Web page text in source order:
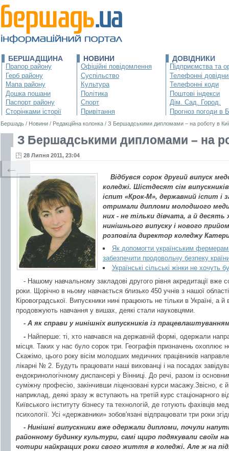
БЕРШАДЩИНА
Прапор району
Герб району
Мапа району
Дошка пошани
Паспорт району
Сторінками історії
НОВИНИ
Офіційні повідомлення
Суспільство
Культура
Політика
Спорт
Привітання
ДОВІДНИКИ
Підприємства та
Телефонні
Телефонні коди
Поштові індекси
Дім. Сад. Город.
Прогноз погоди в
Бершадь / Новини / Редакційна колонка / З Бершадськими дипломами – на роботу в
З Бершадськими дипломами – на
28 Липня 2011, 23:04
Відбувся сорок другий випуск
коледжі. Шістдесят сім
іспит «Крок-М», державний іспит і
отримали дипломи молодшого
них - не тільки дівчата, а й десять
нинішнього випуску і нового
розповіла директор коледжу
Як допомогти українським фермерам
забезпечити продовольчу безпеку
Українські сільські жінки не хочуть
- Нашому навчальному закладові другого рівня акредитації вже
роки. Щорічно в ньому навчається близько 450 учнів з нашої
Кіровоградської. Випускники нині працюють не тільки в Україні, а
продовжують навчання у вишах, деякі стали науковцями.
- А як справи у нинішніх випускників із
- Найперше: ті, хто навчався на державній формі, одержали
місця. Таких у нас було сорок три. Географія призначень охоплює
Скажімо, цього року вісім молодших медичних працівників
лікарні № 2. Будуть працювати наші вихованці і на посадах
ендокринологічному диспансері у Вінниці. До речі, разом із
суміжну професію, закінчивши ліцензовані курси масажу.Звісно, є
наприклад, деякі зразу ж вступають на третій курс стаціонарного
Київського інституту бізнесу та технологій, де готують фахівців
психології. Усі «державники» зобов'язані відпрацювати три роки
- Нинішні випускники вже одержали дипломи, почули
районному будинку культури, самі щиро подякували своїм
чотири найкращих роки свого життя в коледжі. Але ж на
←